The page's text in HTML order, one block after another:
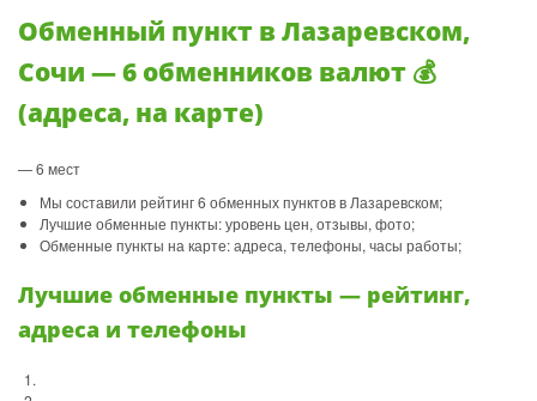
Обменный пункт в Лазаревском,
Сочи — 6 обменников валют 💰
(адреса, на карте)
— 6 мест
Мы составили рейтинг 6 обменных пунктов в Лазаревском;
Лучшие обменные пункты: уровень цен, отзывы, фото;
Обменные пункты на карте: адреса, телефоны, часы работы;
Лучшие обменные пункты — рейтинг,
адреса и телефоны